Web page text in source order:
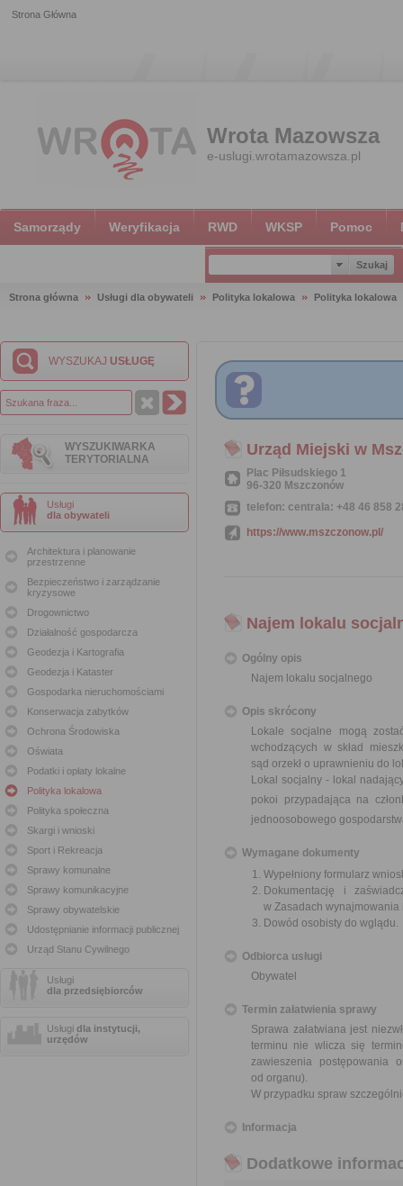
Strona Główna
Wrota Mazowsza
e-uslugi.wrotamazowsza.pl
Samorządy Weryfikacja RWD WKSP Pomoc
Strona główna Usługi dla obywateli Polityka lokalowa Polityka lokalowa
WYSZUKAJ USŁUGĘ
WYSZUKIWARKA
TERYTORIALNA
Usługi
dla obywateli
Architektura i planowanie
przestrzenne
Bezpieczeństwo i zarządzanie
kryzysowe
Drogownictwo
Działalność gospodarcza
Geodezja i Kartografia
Geodezja i Kataster
Gospodarka nieruchomościami
Konserwacja zabytków
Ochrona Środowiska
Oświata
Podatki i opłaty lokalne
Polityka lokalowa
Polityka społeczna
Skargi i wnioski
Sport i Rekreacja
Sprawy komunalne
Sprawy komunikacyjne
Sprawy obywatelskie
Udostępnianie informacji publicznej
Urząd Stanu Cywilnego
Usługi
dla przedsiębiorców
Usługi dla instytucji,
urzędów
Urząd Miejski w
Plac Piłsudskiego 1
96-320 Mszczonów
telefon: centrala: +48 46 858
https://www.mszczonow.pl/
Najem lokalu
Ogólny opis
Najem lokalu socjalnego
Opis skrócony
Lokale socjalne mogą
wchodzących w skład
sąd orzekł o uprawnieniu do
Lokal socjalny - lokal
pokoi przypadająca na
jednoosobowego
Wymagane dokumenty
Wypełniony formularz
Dokumentację i
w Zasadach wynajmowania
Dowód osobisty do wglądu.
Odbiorca usługi
Obywatel
Termin załatwienia sprawy
Sprawa załatwiana jest
terminu nie wlicza się
zawieszenia postępowania
od organu).
W przypadku spraw
Informacja
Dodatkowe